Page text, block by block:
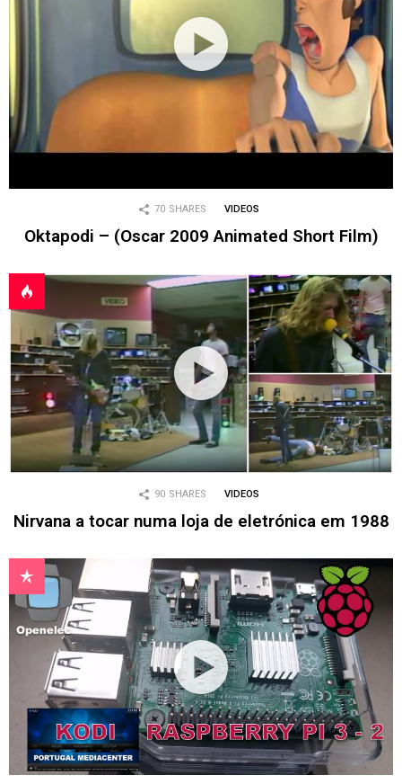
70 SHARES VIDEOS
Oktapodi – (Oscar 2009 Animated Short Film)
90 SHARES VIDEOS
Nirvana a tocar numa loja de eletrónica em 1988